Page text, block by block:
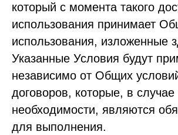
который с момента такого
использования принимает
использования, изложенные
Указанные Условия будут
независимо от Общих
договоров, которые, в случае
необходимости, являются
для выполнения.